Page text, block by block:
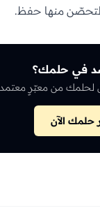
منها حفظ.
في حلمك؟
من معبّرٍ معتمد
حلمك الآن